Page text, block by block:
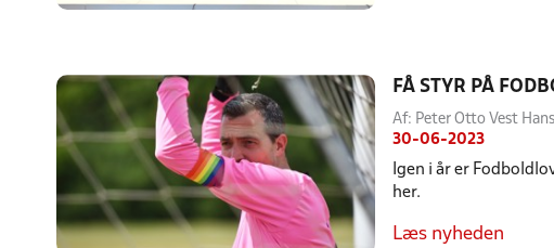
FÅ STYR PÅ
Af: Peter Otto Vest
30-06-2023
Igen i år er
her.
Læs nyheden